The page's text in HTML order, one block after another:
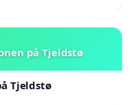
på Tjeldstø
Tjeldstø